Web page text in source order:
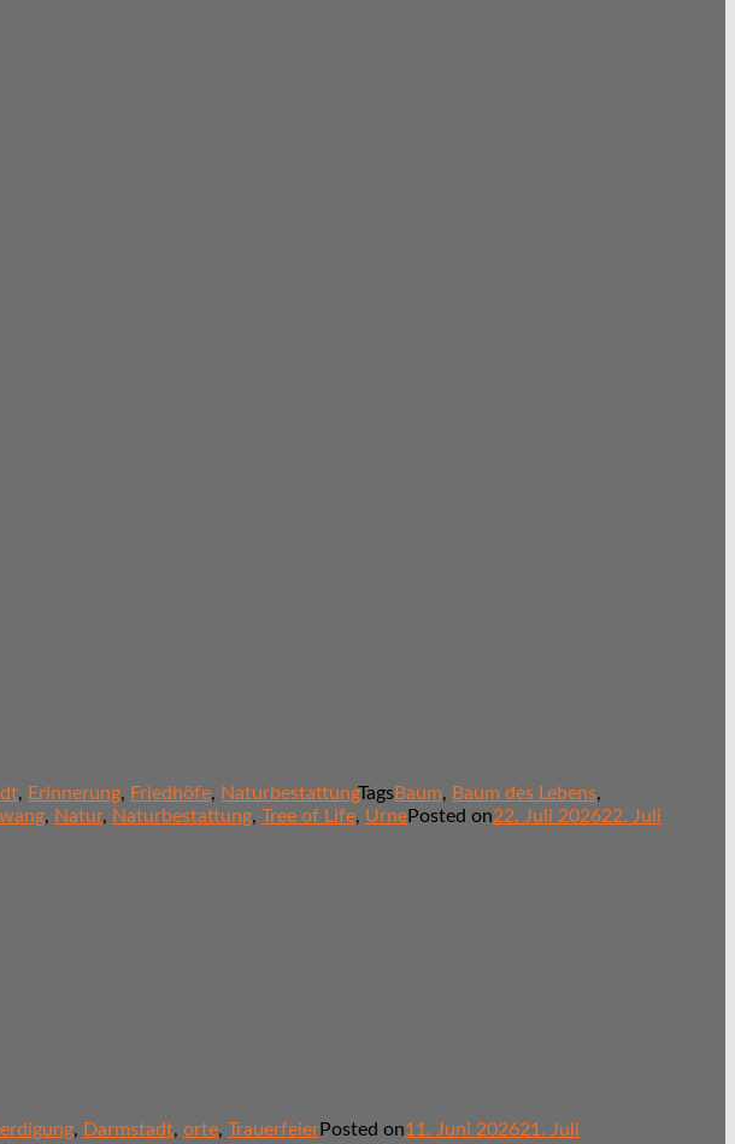
, Erinnerung, Friedhöfe, NaturbestattungTagsBaum, Baum des Lebens,
, Natur, Naturbestattung, Tree of Life, UrnePosted on22. Juli 202622. Juli
, Darmstadt, orte, TrauerfeierPosted on11. Juni 202621. Juli